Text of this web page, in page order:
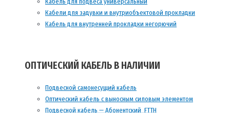
Кабели для задувки и внутриобъектовой прокладки
Кабель для внутренней прокладки негорючий
ОПТИЧЕСКИЙ КАБЕЛЬ В НАЛИЧИИ
Подвесной самонесущий кабель
Оптический кабель с выносным силовым элементом
Подвесной кабель — Абонентский FTTH